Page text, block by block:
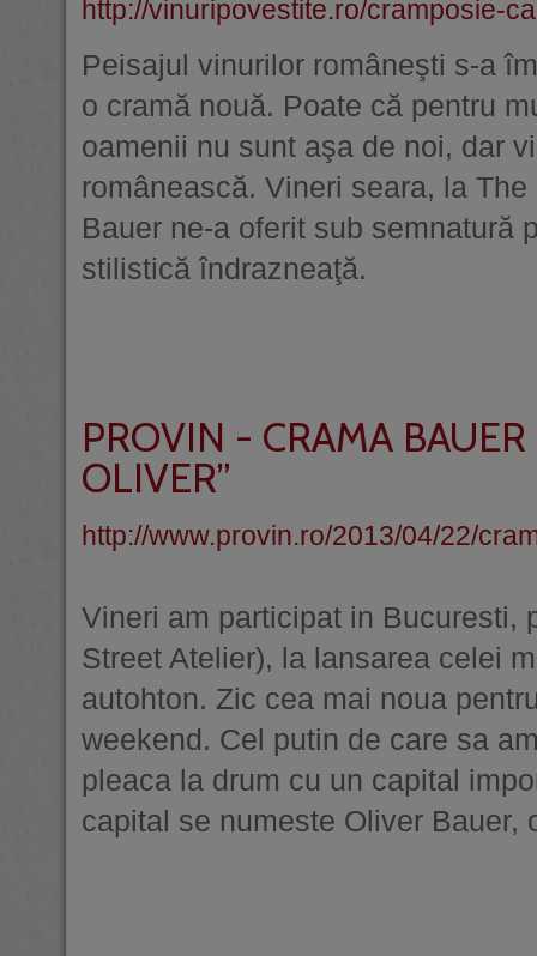
http://vinuripovestite.ro/cramposie-
Peisajul vinurilor româneşti s-a
o cramă nouă. Poate că pentru
oamenii nu sunt aşa de noi, dar
românească. Vineri seara, la
Bauer ne-a oferit sub semnatură
stilistică îndrazneaţă.
PROVIN - CRAMA
OLIVER”
http://www.provin.ro/2013/04/22/
Vineri am participat in Bucuresti,
Street Atelier), la lansarea celei
autohton. Zic cea mai noua
weekend. Cel putin de care sa
pleaca la drum cu un capital
capital se numeste Oliver Bauer,